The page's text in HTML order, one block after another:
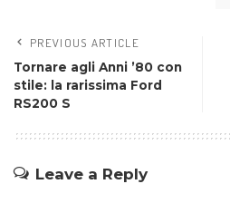
PREVIOUS ARTICLE
Tornare agli Anni ’80 con
stile: la rarissima Ford
RS200 S
Leave a Reply